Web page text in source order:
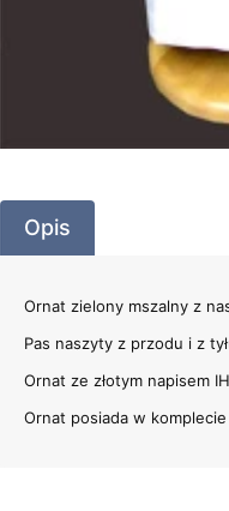
Opis
Ornat zielony mszalny z
Pas naszyty z przodu i z
Ornat ze złotym napisem
Ornat posiada w komplecie